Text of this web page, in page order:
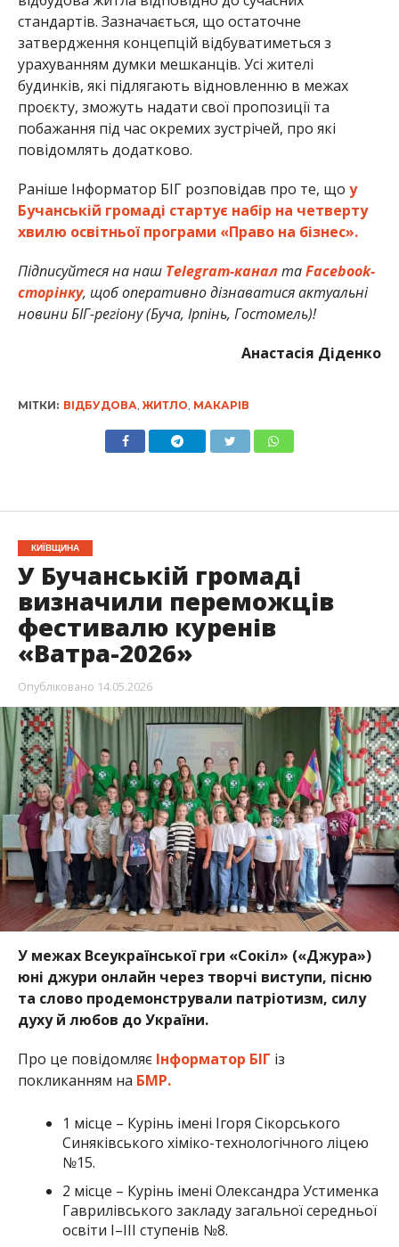
стандартів. Зазначається, що остаточне
затвердження концепцій відбуватиметься з
урахуванням думки мешканців. Усі жителі
будинків, які підлягають відновленню в межах
проєкту, зможуть надати свої пропозиції та
побажання під час окремих зустрічей, про які
повідомлять додатково.
Раніше Інформатор БІГ розповідав про те, що у
Бучанській громаді стартує набір на четверту
хвилю освітньої програми «Право на бізнес».
Підписуйтеся на наш Telegram-каналтаFacebook-
сторінку, щоб оперативно дізнаватися актуальні
новини БІГ-регіону (Буча, Ірпінь, Гостомель)!
Анастасія Діденко
МІТКИ: ВІДБУДОВА ЖИТЛО МАКАРІВ
КИЇВЩИНА
У Бучанській громаді
визначили переможців
фестивалю куренів
«Ватра-2026»
Опубліковано 14.05.2026
У межах Всеукраїнської гри «Сокіл» («Джура»)
юні джури онлайн через творчі виступи, пісню
та слово продемонстрували патріотизм, силу
духу й любов до України.
Про це повідомляє Інформатор БІГ із
покликанням на БМР.
1 місце – Курінь імені Ігоря Сікорського
Синяківського хіміко-технологічного ліцею
№15.
2 місце – Курінь імені Олександра Устименка
Гаврилівського закладу загальної середньої
освіти І–ІІІ ступенів №8.